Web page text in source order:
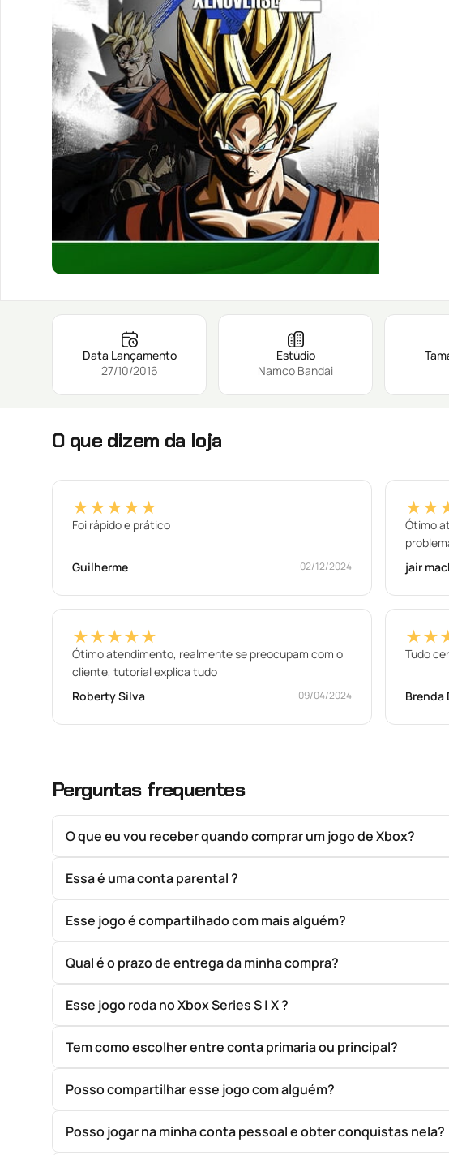
Data Lançamento
27/10/2016
Estúdio
Namco Bandai
O que dizem da loja
★★★★★
Foi rápido e prático
Guilherme 02/12/2024
Ótimo
jair
★★★★★
Ótimo atendimento, realmente se preocupam com o
cliente, tutorial explica tudo
Roberty Silva
09/04/2024
Tudo
Brenda
Perguntas frequentes
O que eu vou receber quando comprar um jogo de Xbox?
Essa é uma conta parental ?
Esse jogo é compartilhado com mais alguém?
Qual é o prazo de entrega da minha compra?
Esse jogo roda no Xbox Series S | X ?
Tem como escolher entre conta primaria ou principal?
Posso compartilhar esse jogo com alguém?
Posso jogar na minha conta pessoal e obter conquistas nela?